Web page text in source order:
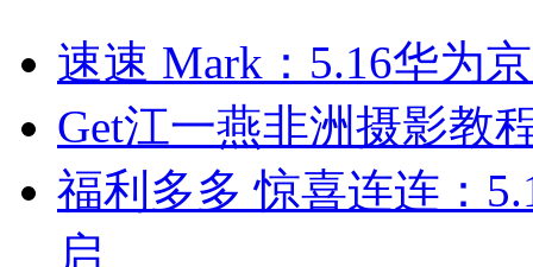
速速 Mark：5.16华为
Get江一燕非洲摄影教
福利多多 惊喜连连：
启